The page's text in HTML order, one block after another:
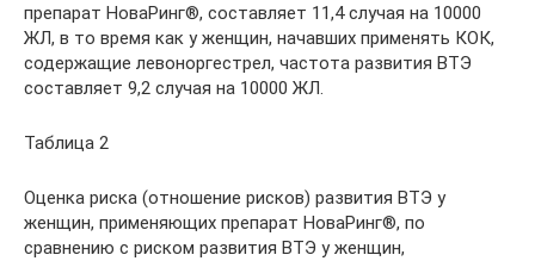
препарат НоваРинг®, составляет 11,4 случая на 10000
ЖЛ, в то время как у женщин, начавших применять КОК,
содержащие левоноргестрел, частота развития ВТЭ
составляет 9,2 случая на 10000 ЖЛ.
Таблица 2
Оценка риска (отношение рисков) развития ВТЭ у
женщин, применяющих препарат НоваРинг®, по
сравнению с риском развития ВТЭ у женщин,